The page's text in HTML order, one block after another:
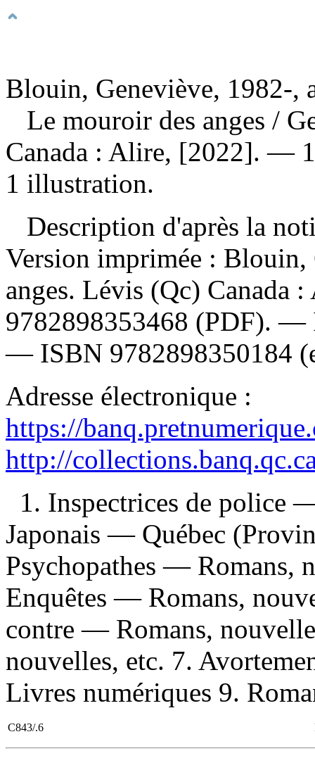
Blouin, Geneviève, 1982-,
Le mouroir des anges /
Canada : Alire, [2022]. — 1
1 illustration.
Description d'après la
Version imprimée : Blouin,
anges. Lévis (Qc)
9782898353468 (PDF). —
— ISBN 9782898350184
Adresse électronique :
https://
http://
1. Inspectrices de police
Japonais — Québec
Psychopathes — Romans,
Enquêtes — Romans,
contre — Romans,
nouvelles, etc. 7.
Livres numériques 9.
C843/.6